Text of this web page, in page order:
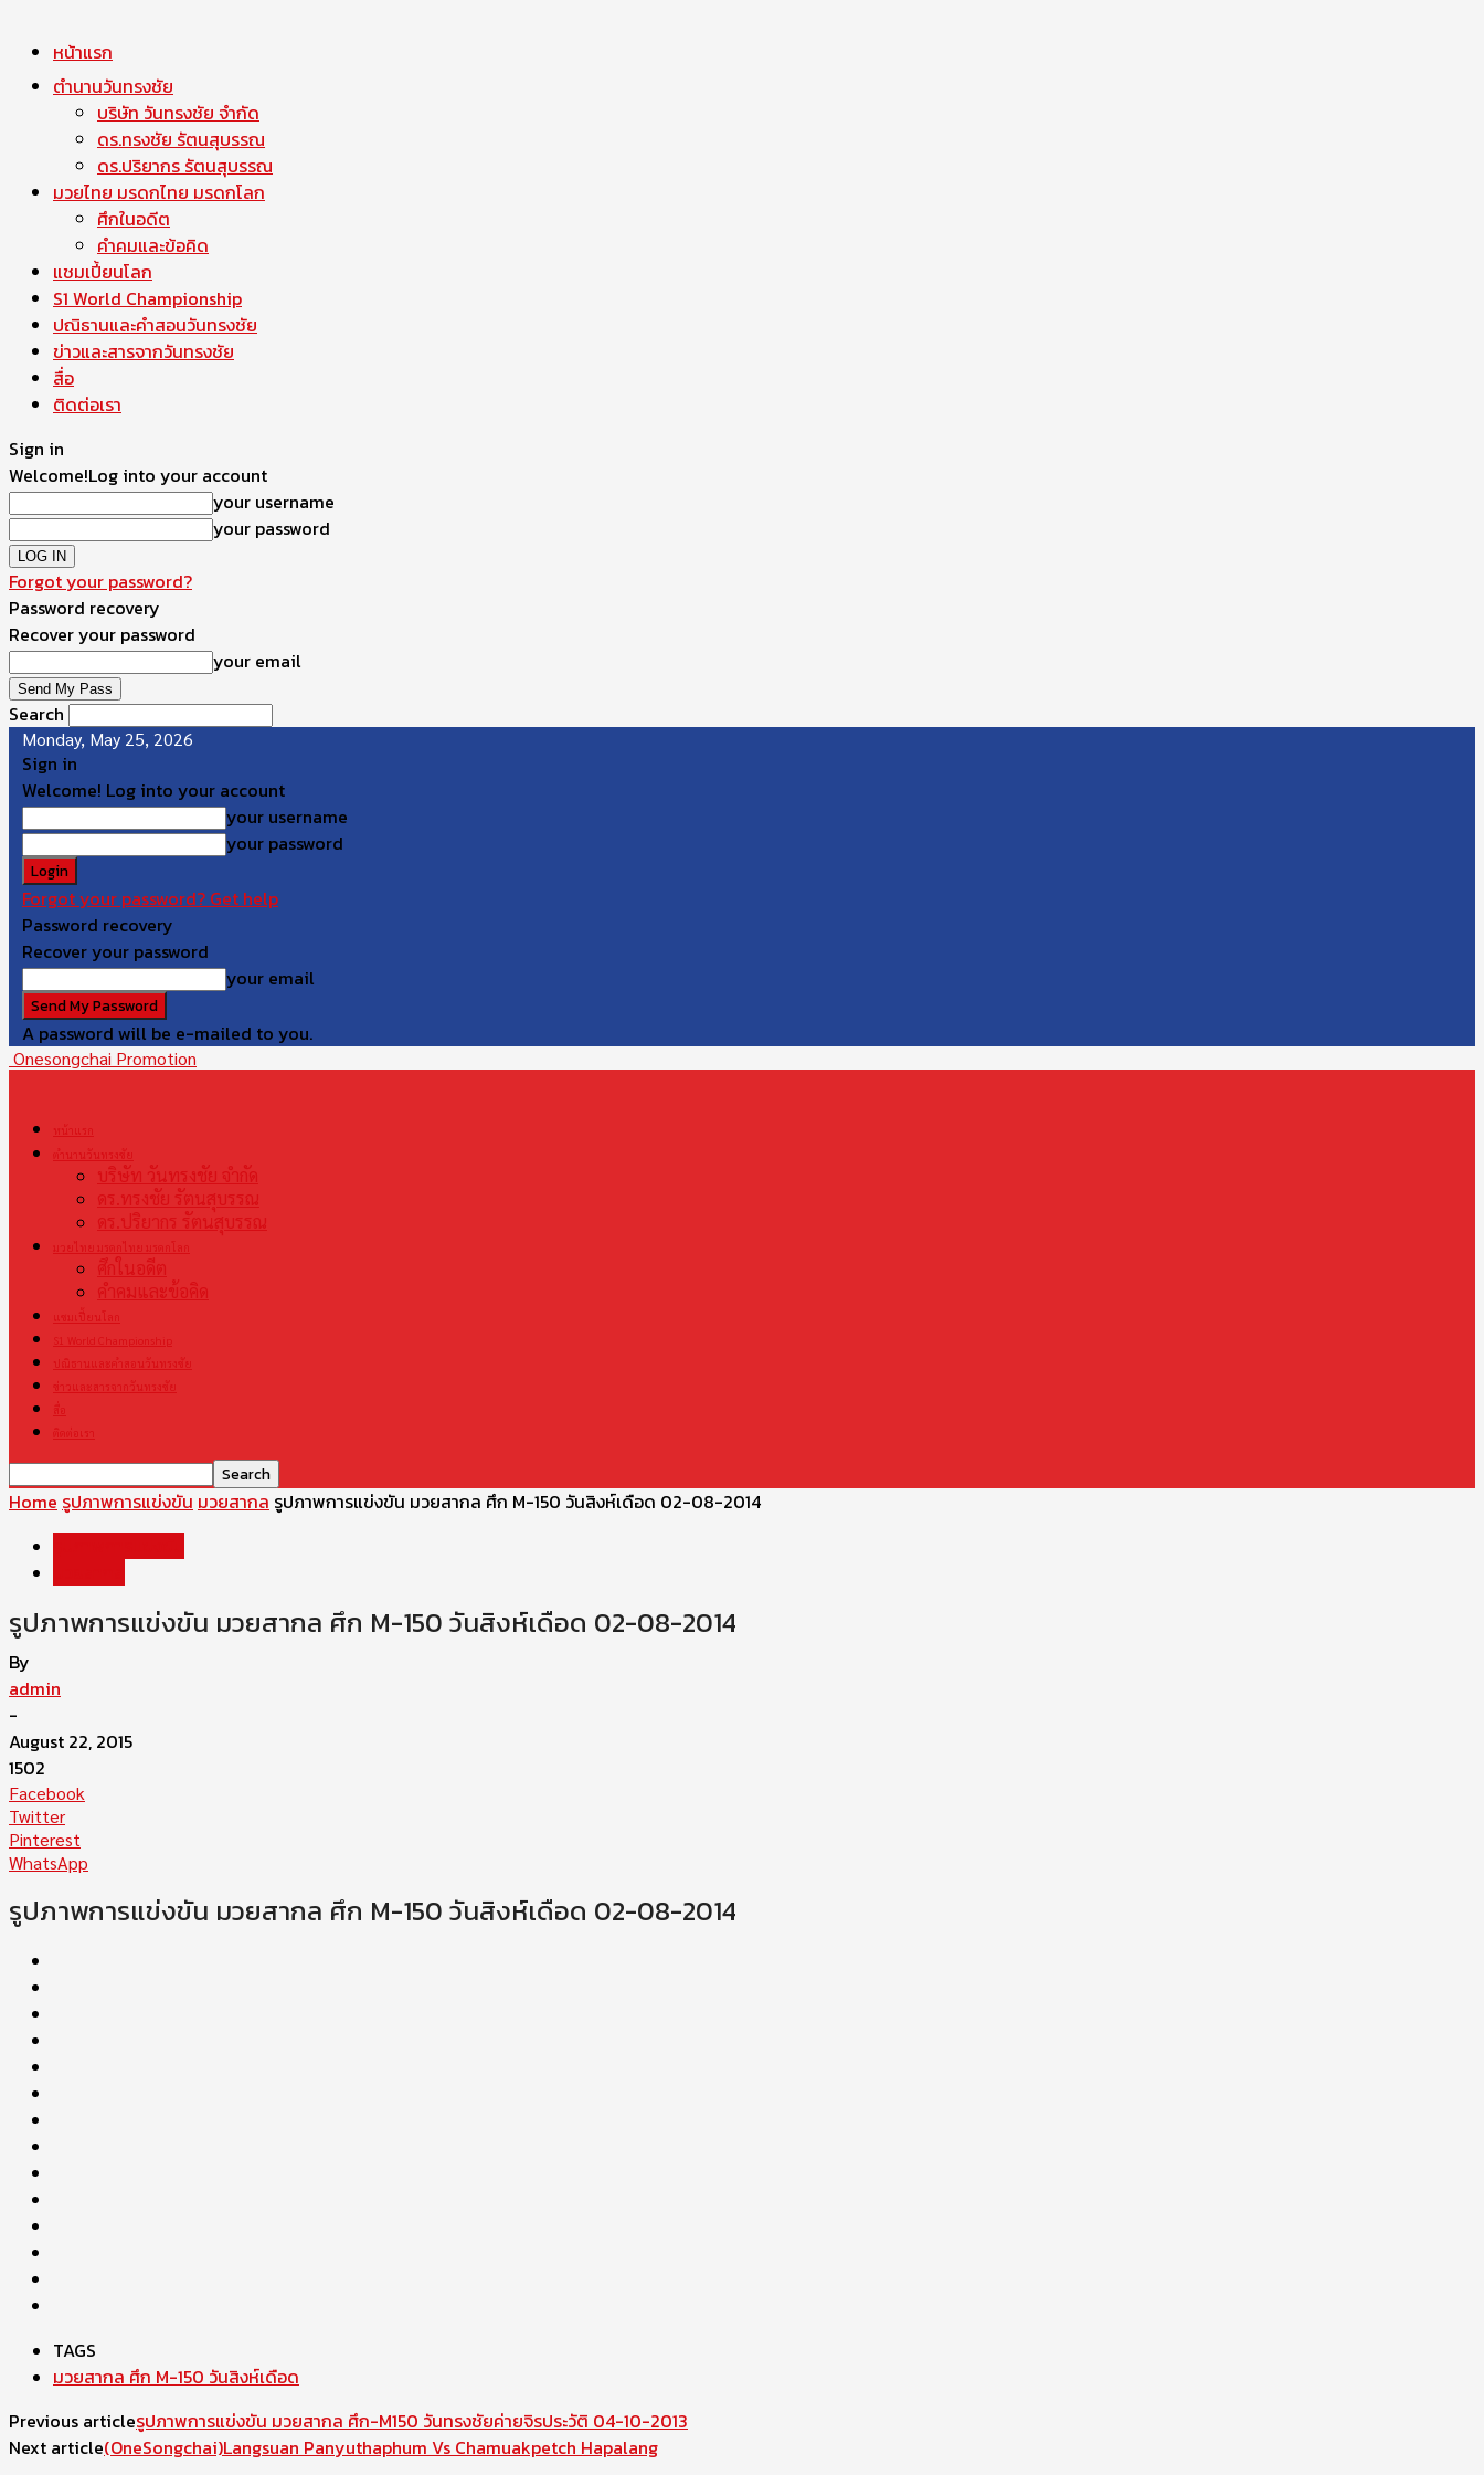
หน้าแรก
ตำนานวันทรงชัย
บริษัท วันทรงชัย จำกัด
ดร.ทรงชัย รัตนสุบรรณ
ดร.ปริยากร รัตนสุบรรณ
มวยไทย มรดกไทย มรดกโลก
ศึกในอดีต
คำคมและข้อคิด
แชมเปี้ยนโลก
S1 World Championship
ปณิธานและคำสอนวันทรงชัย
ข่าวและสารจากวันทรงชัย
สื่อ
ติดต่อเรา
Sign in
Welcome!Log into your account
your username
your password
Forgot your password?
Password recovery
Recover your password
your email
Search
Monday, May 25, 2026
Sign in
Welcome! Log into your account
your username
your password
Forgot your password? Get help
Password recovery
Recover your password
your email
A password will be e-mailed to you.
Onesongchai Promotion
หน้าแรก
ตำนานวันทรงชัย
บริษัท วันทรงชัย จำกัด
ดร.ทรงชัย รัตนสุบรรณ
ดร.ปริยากร รัตนสุบรรณ
มวยไทย มรดกไทย มรดกโลก
ศึกในอดีต
คำคมและข้อคิด
แชมเปี้ยนโลก
S1 World Championship
ปณิธานและคำสอนวันทรงชัย
ข่าวและสารจากวันทรงชัย
สื่อ
ติดต่อเรา
Home รูปภาพการแข่งขัน มวยสากล รูปภาพการแข่งขัน มวยสากล ศึก M-150 วันสิงห์เดือด 02-08-2014
รูปภาพการแข่งขัน มวยสากล ศึก M-150 วันสิงห์เดือด 02-08-2014
By
admin
-
August 22, 2015
1502
Facebook
Twitter
Pinterest
WhatsApp
รูปภาพการแข่งขัน มวยสากล ศึก M-150 วันสิงห์เดือด 02-08-2014
TAGS
มวยสากล ศึก M-150 วันสิงห์เดือด
Previous articleรูปภาพการแข่งขัน มวยสากล ศึก-M150 วันทรงชัยค่ายจิรประวัติ 04-10-2013
Next article(OneSongchai)Langsuan Panyuthaphum Vs Chamuakpetch Hapalang